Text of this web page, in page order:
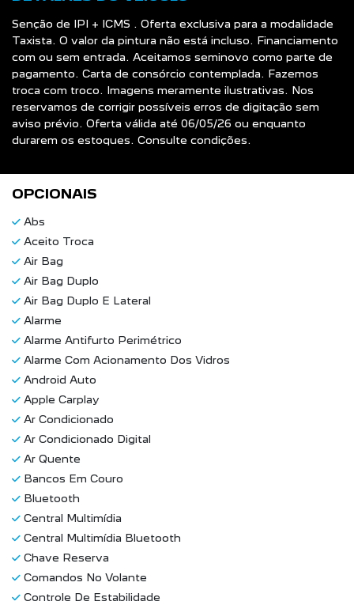
Senção de IPI + ICMS . Oferta exclusiva para a modalidade
Taxista. O valor da pintura não está incluso. Financiamento
com ou sem entrada. Aceitamos seminovo como parte de
pagamento. Carta de consórcio contemplada. Fazemos
troca com troco. Imagens meramente ilustrativas. Nos
reservamos de corrigir possíveis erros de digitação sem
aviso prévio. Oferta válida até 06/05/26 ou enquanto
durarem os estoques. Consulte condições.
OPCIONAIS
Abs
Aceito Troca
Air Bag
Air Bag Duplo
Air Bag Duplo E Lateral
Alarme
Alarme Antifurto Perimétrico
Alarme Com Acionamento Dos Vidros
Android Auto
Apple Carplay
Ar Condicionado
Ar Condicionado Digital
Ar Quente
Bancos Em Couro
Bluetooth
Central Multimídia
Central Multimídia Bluetooth
Chave Reserva
Comandos No Volante
Controle De Estabilidade